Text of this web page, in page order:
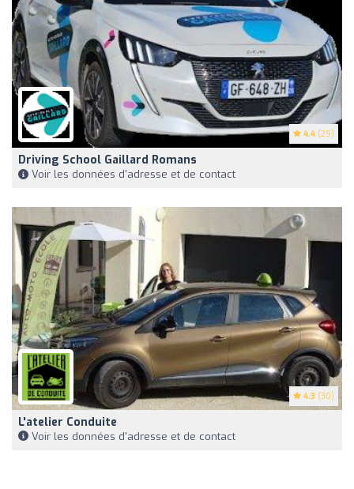
4.4 (29)
Driving School Gaillard Romans
Voir les données d'adresse et de contact
4.3 (30)
L'atelier Conduite
Voir les données d'adresse et de contact